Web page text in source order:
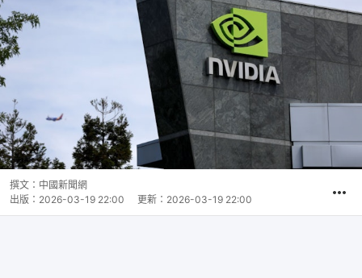
撰文： 中國新聞網
出版： 2026-03-19 22:00 更新： 2026-03-19 22:00